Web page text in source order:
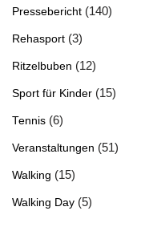
Pressebericht (140)
Rehasport (3)
Ritzelbuben (12)
Sport für Kinder (15)
Tennis (6)
Veranstaltungen (51)
Walking (15)
Walking Day (5)